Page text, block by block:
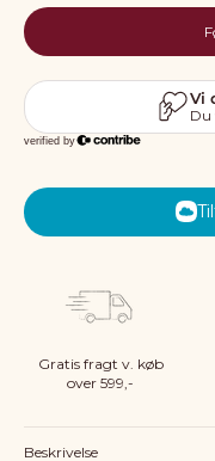
Gratis fragt v. køb
over 599,-
Beskrivelse